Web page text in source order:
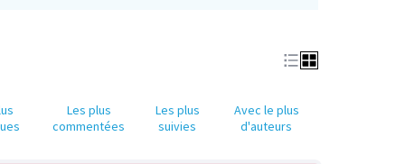
Les plus
commentées
Les plus
suivies
Avec le plus
d'auteurs